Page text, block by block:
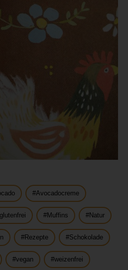
Avocadocreme
glutenfrei Muffins Natur
Rezepte Schokolade
vegan weizenfrei